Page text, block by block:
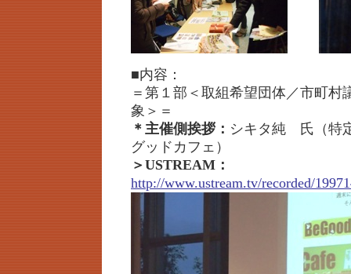
■内容：
＝第１部＜取組希望団体／市町村
象＞＝
＊主催側挨拶： シキタ純 氏（特
グッドカフェ）
＞USTREAM：
http://www.ustream.tv/recorded/